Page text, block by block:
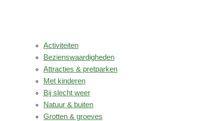
Activiteiten
Bezienswaardigheden
Attracties & pretparken
Met kinderen
Bij slecht weer
Natuur & buiten
Grotten & groeves